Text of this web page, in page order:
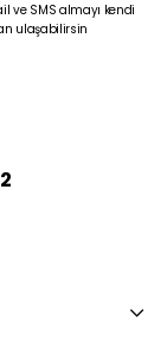
ve SMS almayı kendi
ulaşabilirsin